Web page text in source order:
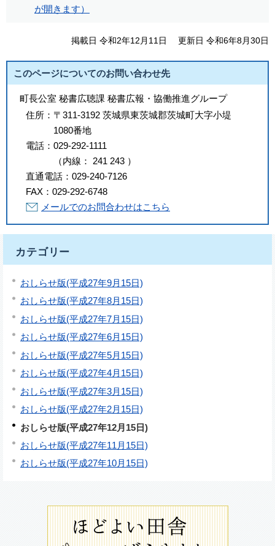
が開きます）
掲載日 令和2年12月11日 更新日 令和6年8月30日
このページについてのお問い合わせ先
町長公室 秘書広聴課 秘書広報・協働推進グループ
住所： 〒311-3192 茨城県東茨城郡茨城町大字小堤
1080番地
電話： 029-292-1111
（内線 ： 241 243 ）
直通電話： 029-240-7126
FAX： 029-292-6748
メールでのお問合わせはこちら
カテゴリー
おしらせ版(平成27年9月15日)
おしらせ版(平成27年8月15日)
おしらせ版(平成27年7月15日)
おしらせ版(平成27年6月15日)
おしらせ版(平成27年5月15日)
おしらせ版(平成27年4月15日)
おしらせ版(平成27年3月15日)
おしらせ版(平成27年2月15日)
おしらせ版(平成27年12月15日)
おしらせ版(平成27年11月15日)
おしらせ版(平成27年10月15日)